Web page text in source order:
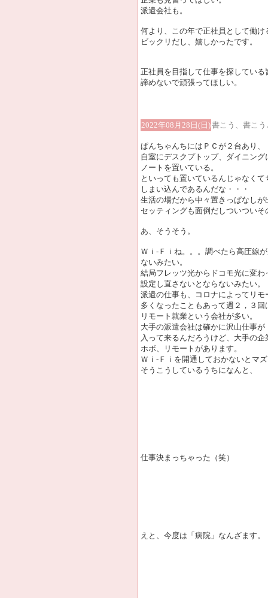
派遣会社も。
何より、この年で正社員として働け
ビックリだし、嬉しかったです。
正社員を目指して仕事を探している
諦めないで頑張ってほしい。
2022年08月28日(日)書こう、書こ
ぱんちゃんちにはＰＣが２台あり、
自室にデスクプトップ、ダイニング
ノートを置いている。
といっても置いているんじゃなくて
しまい込んであるんだな・・・
生活の場だから中々置きっぱなしが
セッティングも面倒だしついついそ
あ、そうそう。
Ｗｉ-Ｆｉね。。。調べたら高圧線
ないみたい。
結局フレッツ光からドコモ光に変わ
設定し直さないとならないみたい。
派遣の仕事も、コロナによってリモ
多くなったこともあって週２，３回
リモート就業という会社が多い。
大手の派遣会社は確かに沢山仕事が
入って来るんだろうけど、大手の企
ホボ、リモートがあります。
Ｗｉ-Ｆｉを開通しておかないとマ
そうこうしているうちになんと、
仕事決まっちゃった（笑）
えと、今度は「病院」なんざます。